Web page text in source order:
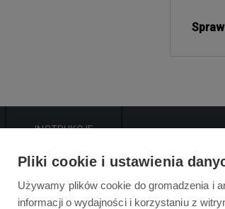
INSTRUKCJE
Opis
Pliki cookie i ustawienia
Używamy plików cookie do gromadzenia i
informacji o wydajności i korzystaniu z